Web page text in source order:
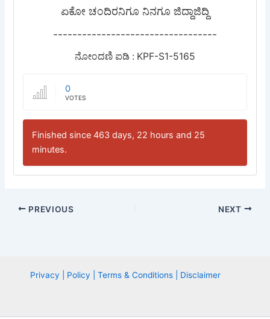
ಏಕೋ ಚಂದಿರನಿಗೂ ನಿನಗೂ ಜಿದ್ದಾಜಿದ್ದಿ
----------------------------------
ನೋಂದಣಿ ಐಡಿ : KPF-S1-5165
0
VOTES
Finished since 463 days, 22 hours and 25
minutes.
PREVIOUS NEXT
Privacy | Policy | Terms & Conditions | Disclaimer